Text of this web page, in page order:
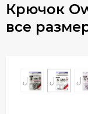
Крючок
все